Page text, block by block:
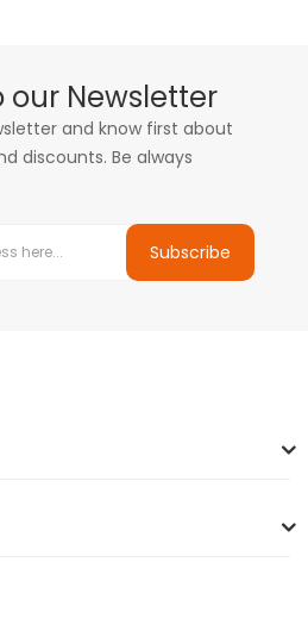
our Newsletter
and know first about
discounts. Be always
Subscribe